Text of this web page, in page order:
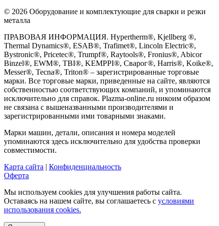
© 2026 Оборудование и комплектующие для сварки и резки
металла
ПРАВОВАЯ ИНФОРМАЦИЯ. Hypertherm®, Kjellberg ®,
Thermal Dynamics®, ESAB®, Trafimet®, Lincoln Electric®,
Bystronic®, Pricetec®, Trumpf®, Raytools®, Fronius®, Abicor
Binzel®, EWM®, TBI®, KEMPPI®, Сварог®, Harris®, Koike®,
Messer®, Tecna®, Triton® – зарегистрированные торговые
марки. Все торговые марки, приведенные на сайте, являются
собственностью соответствующих компаний, и упоминаются
исключительно для справок. Plazma-online.ru никоим образом
не связана с вышеназванными производителями и
зарегистрированными ими товарными знаками.
Марки машин, детали, описания и номера моделей
упоминаются здесь исключительно для удобства проверки
совместимости.
Карта сайта | Конфиденциальность
Оферта
Мы используем cookies для улучшения работы сайта.
Оставаясь на нашем сайте, вы соглашаетесь с условиями
использования cookies.